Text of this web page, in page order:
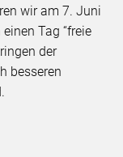
wir am 7. Juni
Tag “freie
der
besseren